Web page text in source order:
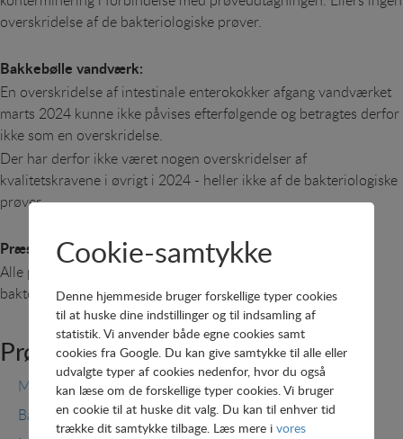
overskridelse af de bakteriologiske prøver.
Bakkebølle vandværk:
En overskridelse af intestinale enterokokker afgang vandværket
marts 2024 kunne ikke påvises efterfølgende og betragtes derfor
ikke som en overskridelse.
Der har derfor ikke været nogen overskridelser af
kvalitetskravene i øvrigt i 2024 - heller ikke af de bakteriologiske
prøver.
Præstø vandværk:
Alle prøver i 2024 overholder kvalitetskravene - også de
bakteriologiske.
Prøveplaner:
Mørkeskov Vandværk
Bakkebølle Vandværk
Cookie-samtykke
Denne hjemmeside bruger forskellige typer cookies
til at huske dine indstillinger og til indsamling af
statistik. Vi anvender både egne cookies samt
cookies fra Google. Du kan give samtykke til alle eller
udvalgte typer af cookies nedenfor, hvor du også
kan læse om de forskellige typer cookies. Vi bruger
en cookie til at huske dit valg. Du kan til enhver tid
trække dit samtykke tilbage. Læs mere i vores